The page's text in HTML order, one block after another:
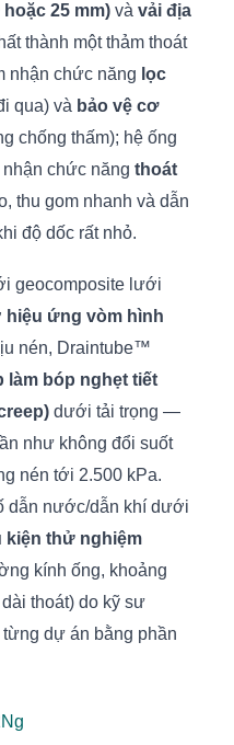
25 mm) và vải địa
thành một thảm thoát
nhận chức năng lọc
qua) và bảo vệ cơ
chống thấm); hệ ống
chức năng thoát
thu gom nhanh và dẫn
độ dốc rất nhỏ.
geocomposite lưới
hiệu ứng vòm hình
nén, Draintube™
làm bóp nghẹt tiết
dưới tải trọng —
như không đổi suốt
nén tới 2.500 kPa.
dẫn nước/dẫn khí dưới
kiện thử nghiệm
kính ống, khoảng
thoát) do kỹ sư
dự án bằng phần